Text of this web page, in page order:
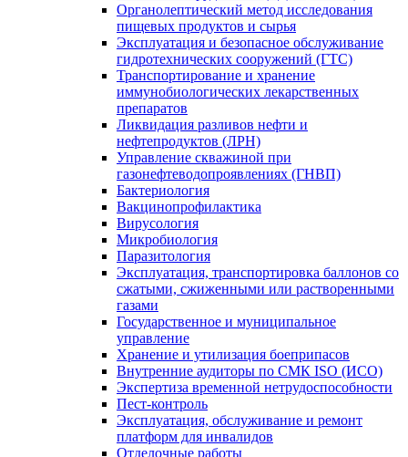
Органолептический метод исследования
пищевых продуктов и сырья
Эксплуатация и безопасное обслуживание
гидротехнических сооружений (ГТС)
Транспортирование и хранение
иммунобиологических лекарственных
препаратов
Ликвидация разливов нефти и
нефтепродуктов (ЛРН)
Управление скважиной при
газонефтеводопроявлениях (ГНВП)
Бактериология
Вакцинопрофилактика
Вирусология
Микробиология
Паразитология
Эксплуатация, транспортировка баллонов со
сжатыми, сжиженными или растворенными
газами
Государственное и муниципальное
управление
Хранение и утилизация боеприпасов
Внутренние аудиторы по СМК ISO (ИСО)
Экспертиза временной нетрудоспособности
Пест-контроль
Эксплуатация, обслуживание и ремонт
платформ для инвалидов
Отделочные работы